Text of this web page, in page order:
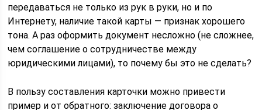
передаваться не только из рук в руки, но и по
Интернету, наличие такой карты — признак хорошего
тона. А раз оформить документ несложно (не сложнее,
чем соглашение о сотрудничестве между
юридическими лицами), то почему бы это не сделать?
В пользу составления карточки можно привести
пример и от обратного: заключение договора о